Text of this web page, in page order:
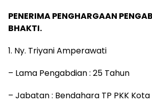
PENERIMA PENGHARGAAN
BHAKTI.
1. Ny. Triyani Amperawati
– Lama Pengabdian : 25 Tahun
– Jabatan : Bendahara TP PKK Kota